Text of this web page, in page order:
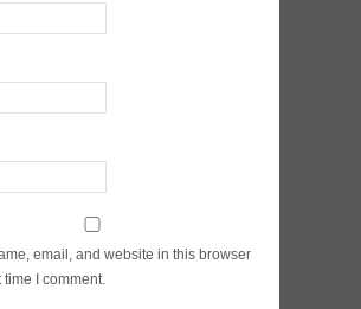
email, and website in this browser
time I comment.